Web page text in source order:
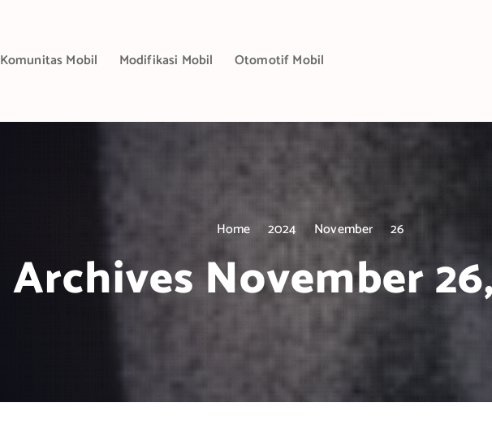
Komunitas Mobil Modifikasi Mobil Otomotif Mobil
Home 2024 November 26
Archives November